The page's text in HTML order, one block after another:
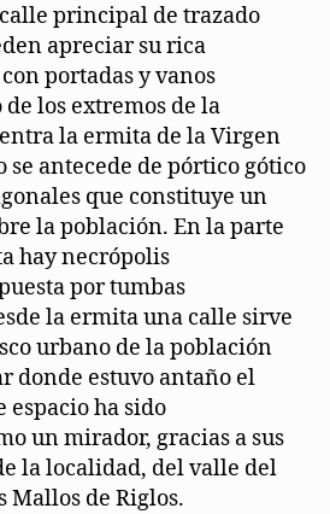
principal de trazado
apreciar su rica
portadas y vanos
los extremos de la
la ermita de la Virgen
se antecede de pórtico gótico
que constituye un
la población. En la parte
hay necrópolis
por tumbas
la ermita una calle sirve
urbano de la población
donde estuvo antaño el
espacio ha sido
un mirador, gracias a sus
la localidad, del valle del
Mallos de Riglos.